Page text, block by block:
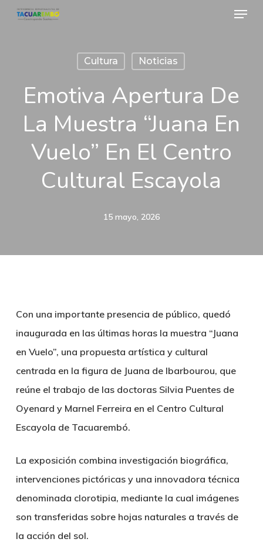
Skip
Menu
Cultura Noticias
Emotiva Apertura De
La Muestra “Juana En
Vuelo” En El Centro
Cultural Escayola
15 mayo, 2026
Con una importante presencia de público, quedó
inaugurada en las últimas horas la muestra “Juana
en Vuelo”, una propuesta artística y cultural
centrada en la figura de Juana de Ibarbourou, que
reúne el trabajo de las doctoras Silvia Puentes de
Oyenard y Marnel Ferreira en el Centro Cultural
Escayola de Tacuarembó.
La exposición combina investigación biográfica,
intervenciones pictóricas y una innovadora técnica
denominada clorotipia, mediante la cual imágenes
son transferidas sobre hojas naturales a través de
la acción del sol.